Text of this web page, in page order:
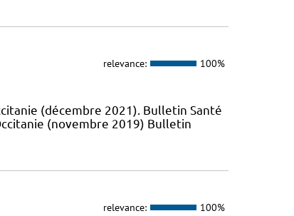
relevance: 100%
(décembre 2021). Bulletin Santé
(novembre 2019) Bulletin
relevance: 100%